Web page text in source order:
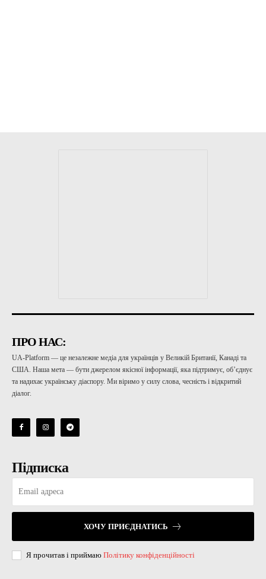
ПРО НАС:
UA-Platform — це незалежне медіа для українців у Великій Британії, Канаді та
США. Наша мета — бути джерелом якісної інформації, яка підтримує, об’єднує
та надихає українську діаспору. Ми віримо у силу слова, чесність і відкритий
діалог.
Підписка
ХОЧУ ПРИЄДНАТИСЬ
Я прочитав і приймаю Політику конфіденційності